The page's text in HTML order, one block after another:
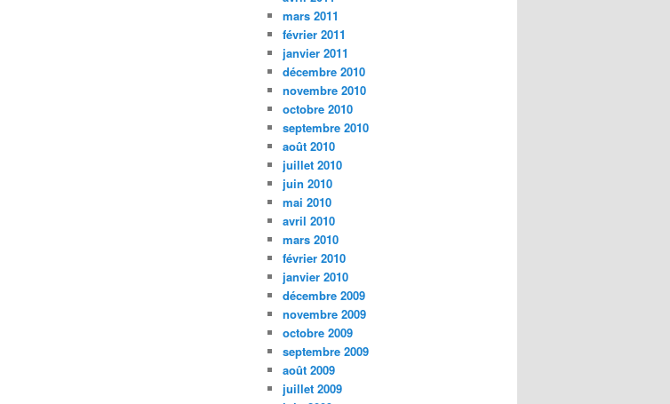
mars 2011
février 2011
janvier 2011
décembre 2010
novembre 2010
octobre 2010
septembre 2010
août 2010
juillet 2010
juin 2010
mai 2010
avril 2010
mars 2010
février 2010
janvier 2010
décembre 2009
novembre 2009
octobre 2009
septembre 2009
août 2009
juillet 2009